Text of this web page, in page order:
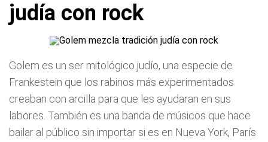
judía con rock
Golem es un ser mitológico judío, una especie de
Frankestein que los rabinos más experimentados
creaban con arcilla para que les ayudaran en sus
labores. También es una banda de músicos que hace
bailar al público sin importar si es en Nueva York, París